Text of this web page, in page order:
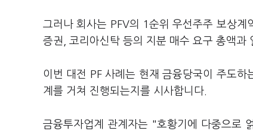
그러나 회사는 PFV의 1순위 우선주주 보상
증권, 코리아신탁 등의 지분 매수 요구 총액과
이번 대전 PF 사례는 현재 금융당국이 주도
계를 거쳐 진행되는지를 시사합니다.
금융투자업계 관계자는 "호황기에 다중으로